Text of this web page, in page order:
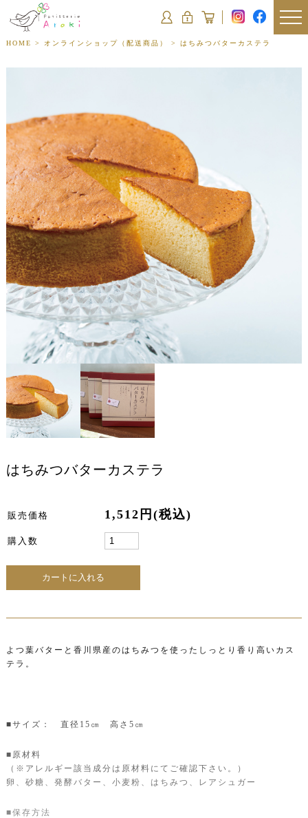
HOME > オンラインショップ（配送商品） > はちみつバターカステラ
はちみつバターカステラ
販売価格 1,512円(税込)
購入数
よつ葉バターと香川県産のはちみつを使ったしっとり香り高いカス
テラ。
■サイズ： 直径15㎝ 高さ5㎝
■原材料
（※アレルギー該当成分は原材料にてご確認下さい。）
卵、砂糖、発酵バター、小麦粉、はちみつ、レアシュガー
■保存方法